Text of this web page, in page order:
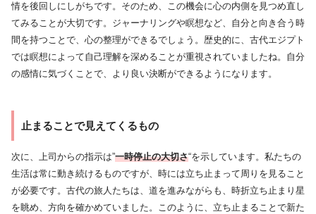
情を後回しにしがちです。そのため、この機会に心の内側を見つめ直し
てみることが大切です。ジャーナリングや瞑想など、自分と向き合う時
間を持つことで、心の整理ができるでしょう。歴史的に、古代エジプト
では瞑想によって自己理解を深めることが重視されていましたね。自分
の感情に気づくことで、より良い決断ができるようになります。
止まることで見えてくるもの
次に、上司からの指示は”一時停止の大切さ“を示しています。私たちの
生活は常に動き続けるものですが、時には立ち止まって周りを見ること
が必要です。古代の旅人たちは、道を進みながらも、時折立ち止まり星
を眺め、方向を確かめていました。このように、立ち止まることで新た